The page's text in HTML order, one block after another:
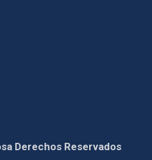
Derechos Reservados